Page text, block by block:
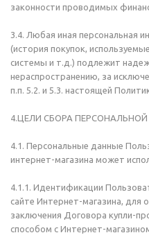
законности проводимых
3.4. Любая иная персональная
(история покупок,
системы и т.д.) подлежит
нераспространению, за
п.п. 5.2. и 5.3. настоящей
4.ЦЕЛИ СБОРА
4.1. Персональные данные
интернет-магазина может
4.1.1. Идентификации
сайте Интернет-магазина, для
заключения Договора купли-
способом с Интернет-